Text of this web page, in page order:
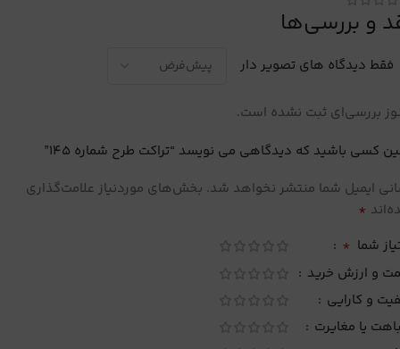
و بررسی‌ها
فقط دیدگاه های تصویر دار
بررسی‌ای ثبت نشده است.
کسی باشید که دیدگاهی می نویسد “تراکت طرح شماره 145”
ایمیل شما منتشر نخواهد شد. بخش‌های موردنیاز علامت‌گذاری
*
شما *
و ارزش خرید
و کارایی
یا مغایرت